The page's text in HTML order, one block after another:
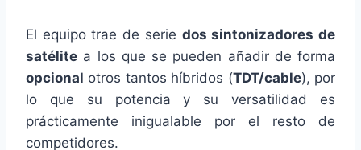
El equipo trae de serie dos sintonizadores de
satélite a los que se pueden añadir de forma
opcional otros tantos híbridos (TDT/cable), por
lo que su potencia y su versatilidad es
prácticamente inigualable por el resto de
competidores.